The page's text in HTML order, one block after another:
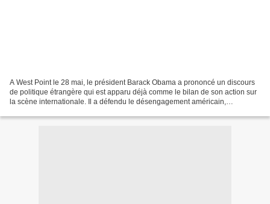
A West Point le 28 mai, le président Barack Obama a prononcé un discours
de politique étrangère qui est apparu déjà comme le bilan de son action sur
la scène internationale. Il a défendu le désengagement américain,